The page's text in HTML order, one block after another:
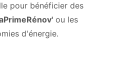
pour bénéficier des
ou les
d'énergie.